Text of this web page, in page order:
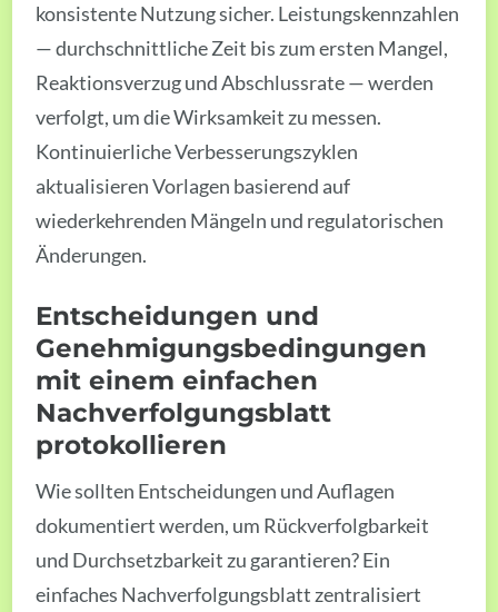
konsistente Nutzung sicher. Leistungskennzahlen
— durchschnittliche Zeit bis zum ersten Mangel,
Reaktionsverzug und Abschlussrate — werden
verfolgt, um die Wirksamkeit zu messen.
Kontinuierliche Verbesserungszyklen
aktualisieren Vorlagen basierend auf
wiederkehrenden Mängeln und regulatorischen
Änderungen.
Entscheidungen und
Genehmigungsbedingungen
mit einem einfachen
Nachverfolgungsblatt
protokollieren
Wie sollten Entscheidungen und Auflagen
dokumentiert werden, um Rückverfolgbarkeit
und Durchsetzbarkeit zu garantieren? Ein
einfaches Nachverfolgungsblatt zentralisiert